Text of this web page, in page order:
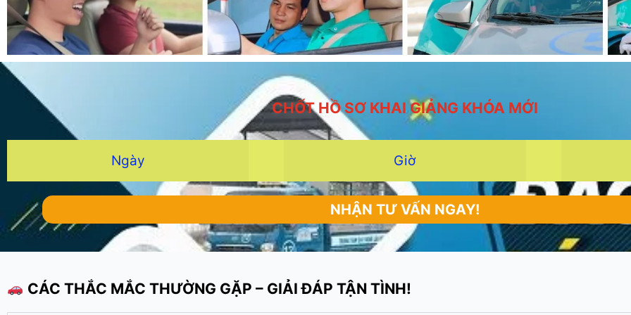
CHỐT HỒ SƠ KHAI GIẢNG KHÓA MỚI
Ngày Giờ
NHẬN TƯ VẤN NGAY!
CÁC THẮC MẮC THƯỜNG GẶP – GIẢI ĐÁP TẬN TÌNH!